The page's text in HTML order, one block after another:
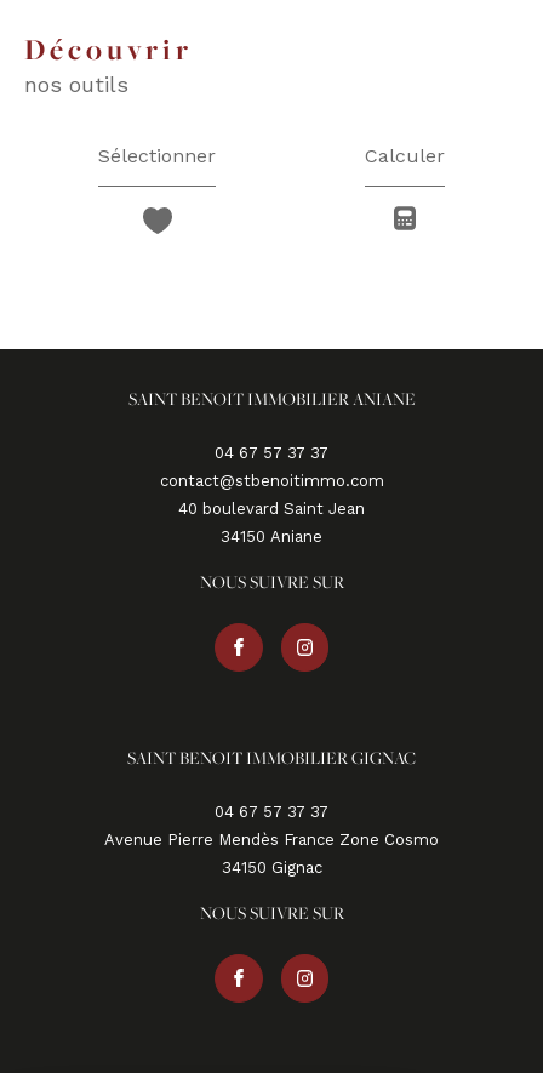
découvrir
nos outils
Sélectionner Calculer
SAINT BENOIT IMMOBILIER ANIANE
04 67 57 37 37
contact@stbenoitimmo.com
40 boulevard Saint Jean
34150
aniane
NOUS SUIVRE SUR
SAINT BENOIT IMMOBILIER GIGNAC
04 67 57 37 37
Avenue Pierre Mendès France Zone Cosmo
34150
gignac
NOUS SUIVRE SUR